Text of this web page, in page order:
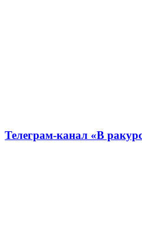
Телеграм-канал «В